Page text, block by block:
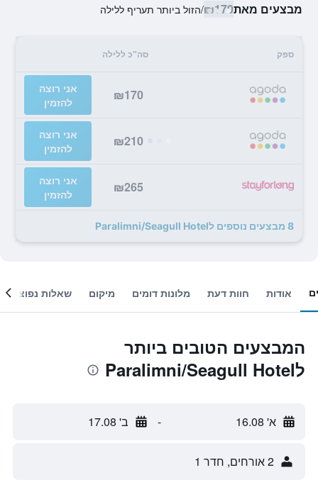
מבצעים מאת₪170
/הזול ביותר תעריף ללילה
ספק סה"כ ללילה
₪170
אני רוצה
להזמין
₪210
אני רוצה
להזמין
₪265
אני רוצה
להזמין
8 מבצעים נוספים לParalimni/Seagull Hotel
אודות חוות דעת מלונות דומים מיקום שאלות נפוצות
המבצעים הטובים ביותר
לParalimni/Seagull Hotel
א' 16.08 - ב' 17.08
2 אורחים, חדר 1